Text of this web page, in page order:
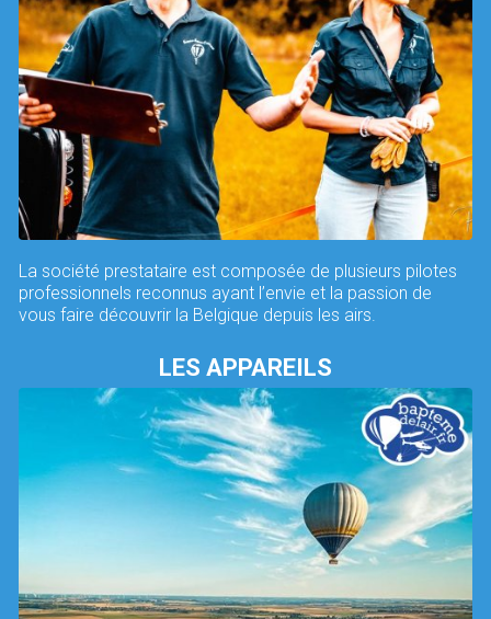
La société prestataire est composée de plusieurs pilotes
professionnels reconnus ayant l’envie et la passion de
vous faire découvrir la Belgique depuis les airs.
LES APPAREILS